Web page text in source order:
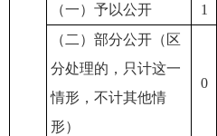
（一）予以公开 1
（二）部分公开（区
分处理的，只计这一
情形，不计其他情
形）
0